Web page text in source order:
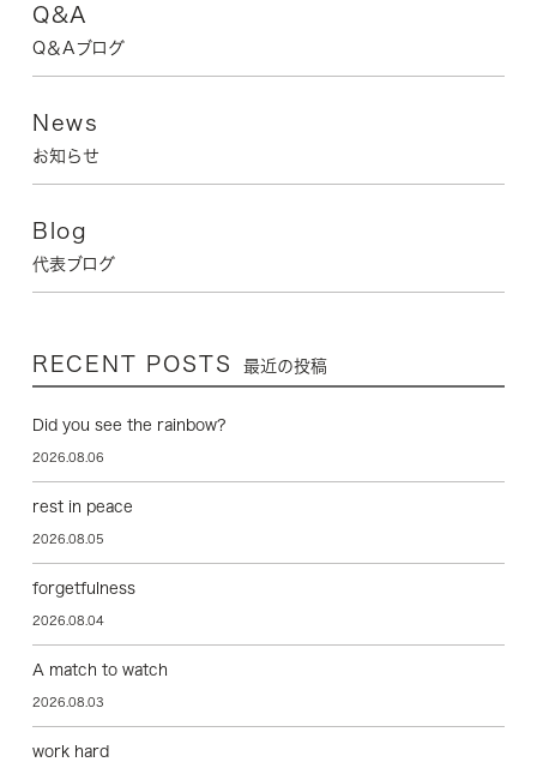
Q&A
Q＆Aブログ
News
お知らせ
Blog
代表ブログ
RECENT POSTS 最近の投稿
Did you see the rainbow?
2026.08.06
rest in peace
2026.08.05
forgetfulness
2026.08.04
A match to watch
2026.08.03
work hard